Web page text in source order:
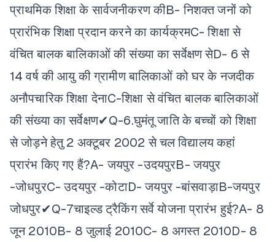
प्राथमिक शिक्षा के सार्वजनीकरण कीB- निशक्त जनों को
प्रारंभिक शिक्षा प्रदान करने का कार्यक्रमC- शिक्षा से
वंचित बालक बालिकाओं की संख्या का सर्वेक्षण सेD- 6 से
14 वर्ष की आयु की ग्रामीण बालिकाओं को घर के नजदीक
अनौपचारिक शिक्षा देनाC-शिक्षा से वंचित बालक बालिकाओं
की संख्या का सर्वेक्षण✔Q-6.घुमंतू जाति के बच्चों को शिक्षा
से जोड़ने हेतु 2 अक्टूबर 2002 से चल विद्यालय कहां
प्रारंभ किए गए हैं?A- जयपुर -उदयपुरB- जयपुर
-जोधपुरC- उदयपुर -कोटाD- जयपुर -बांसवाड़ाB-जयपुर
जोधपुर✔Q-7चाइल्ड ट्रैकिंग सर्वे योजना प्रारंभ हुई?A- 8
जून 2010B- 8 जुलाई 2010C- 8 अगस्त 2010D- 8